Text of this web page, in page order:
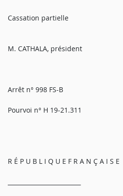
Cassation partielle
M. CATHALA, président
Arrêt n° 998 FS-B
Pourvoi n° H 19-21.311
R É P U B L I Q U E F R A N Ç A I S E